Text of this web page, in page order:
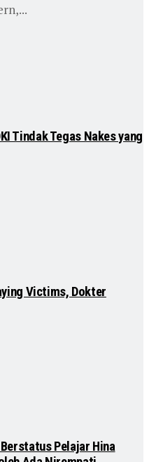
Tindak Tegas Nakes yang
Victims, Dokter
Pelajar Hina